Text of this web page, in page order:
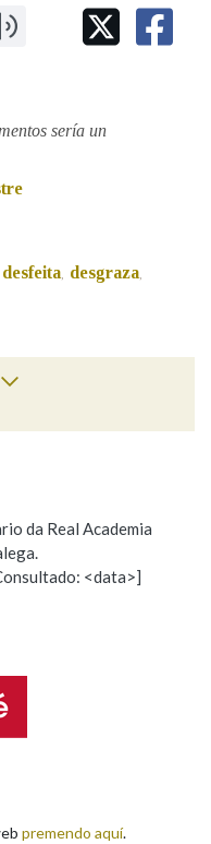
CORPORATIVA
DEL ADALID
HOMENAXEADAS
DAS LETRAS
sería un
desfeita, desgraza,
na palabra
da Real Academia
<data>]
premendo aquí.